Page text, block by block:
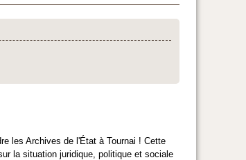
les Archives de l'État à Tournai ! Cette
la situation juridique, politique et sociale